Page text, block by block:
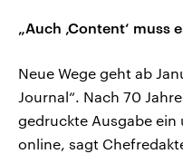
„Auch ‚Content‘ muss
Neue Wege geht ab
Journal“. Nach 70
gedruckte Ausgabe
online, sagt